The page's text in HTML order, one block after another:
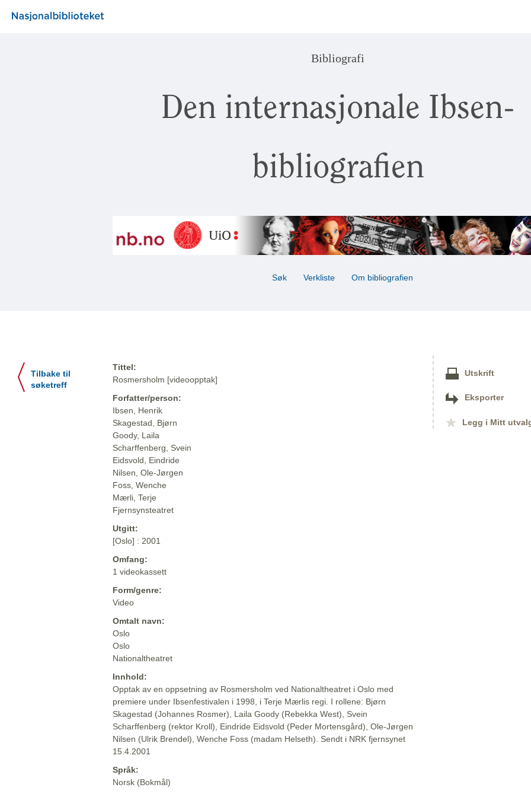
Bibliografi
Den internasjonale Ibsen-
bibliografien
Søk Verkliste Om bibliografien
Tilbake til
søketreff
Tittel:
Rosmersholm [videoopptak]
Forfatter/person:
Ibsen, Henrik
Skagestad, Bjørn
Goody, Laila
Scharffenberg, Svein
Eidsvold, Eindride
Nilsen, Ole-Jørgen
Foss, Wenche
Mærli, Terje
Fjernsynsteatret
Utgitt:
[Oslo] : 2001
Omfang:
1 videokassett
Form/genre:
Video
Omtalt navn:
Oslo
Oslo
Nationaltheatret
Innhold:
Opptak av en oppsetning av Rosmersholm ved Nationaltheatret i Oslo med
premiere under Ibsenfestivalen i 1998, i Terje Mærlis regi. I rollene: Bjørn
Skagestad (Johannes Rosmer), Laila Goody (Rebekka West), Svein
Scharffenberg (rektor Kroll), Eindride Eidsvold (Peder Mortensgård), Ole-Jørgen
Nilsen (Ulrik Brendel), Wenche Foss (madam Helseth). Sendt i NRK fjernsynet
15.4.2001
Språk:
Norsk (Bokmål)
Utskrift
Eksporter
Legg i Mitt